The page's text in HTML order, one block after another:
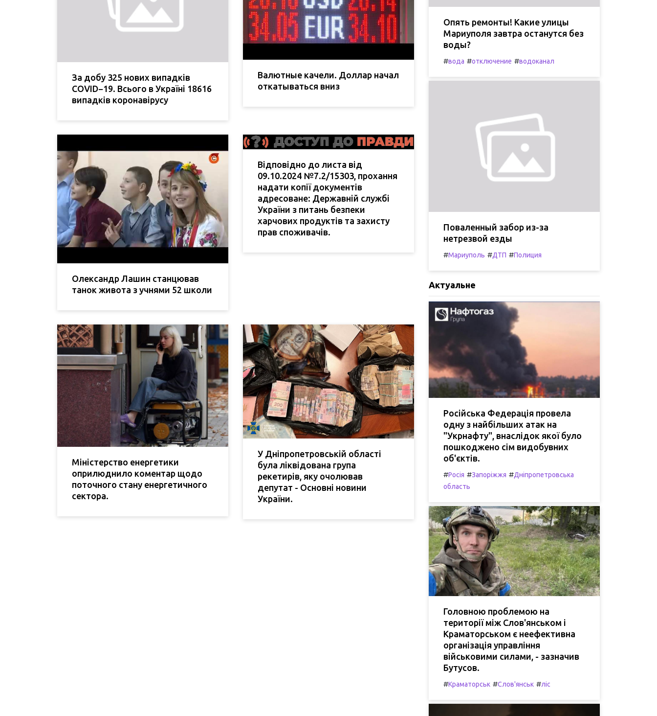
За добу 325 нових випадків
COVID−19. Всього в Україні 18616
випадків коронавірусу
Валютные качели. Доллар начал
откатываться вниз
Олександр Лашин станцював
танок живота з учнями 52 школи
Відповідно до листа від
09.10.2024 №7.2/15303, прохання
надати копії документів
адресоване: Державній службі
України з питань безпеки
харчових продуктів та захисту
прав споживачів.
Міністерство енергетики
оприлюднило коментар щодо
поточного стану енергетичного
сектора.
У Дніпропетровській області
була ліквідована група
рекетирів, яку очолював
депутат - Основні новини
України.
Опять ремонты! Какие улицы
Мариуполя завтра останутся без
воды?
#вода #отключение #водоканал
Поваленный забор из-за
нетрезвой езды
#Мариуполь #ДТП #Полиция
Актуальне
Російська Федерація провела
одну з найбільших атак на
"Укрнафту", внаслідок якої було
пошкоджено сім видобувних
об'єктів.
#Росія #Запоріжжя #Дніпропетровська
область
Головною проблемою на
території між Слов'янськом і
Краматорськом є неефективна
організація управління
військовими силами, - зазначив
Бутусов.
#Краматорськ #Слов'янськ #ліс